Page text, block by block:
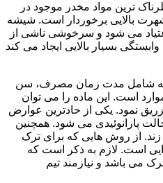
ترین مواد مخدر موجود در
بالایی برخوردار است. شیشه
می شود و سرخوشی ناشی از
بسیار بالایی ایجاد می کند
شامل مدت زمان مصرف، سن
است. این ماده را می توان
نمود. یکی از حادترین عوارض
پارانوئیدی می شود. همچنین
از روش هایی که برای ترک
است. لازم به ذکر است که
می باشد و نیازمند تیم